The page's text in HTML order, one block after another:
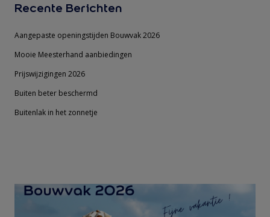
Recente Berichten
Aangepaste openingstijden Bouwvak 2026
Mooie Meesterhand aanbiedingen
Prijswijzigingen 2026
Buiten beter beschermd
Buitenlak in het zonnetje